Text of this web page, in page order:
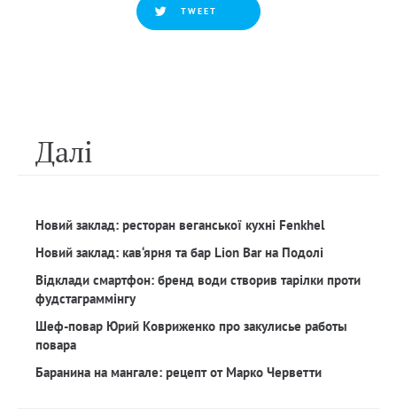
TWEET
Далi
Новий заклад: ресторан веганської кухні Fenkhel
Новий заклад: кав‘ярня та бар Lion Bar на Подолі
Відклади смартфон: бренд води створив тарілки проти
фудстаграммінгу
Шеф-повар Юрий Ковриженко про закулисье работы
повара
Баранина на мангале: рецепт от Марко Черветти